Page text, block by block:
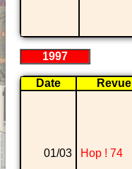
1997
Date Revue
01/03 Hop ! 74